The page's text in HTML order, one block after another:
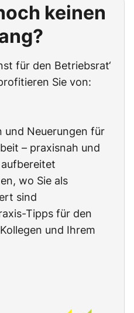
keinen
für den Betriebsrat‘
Sie von:
und Neuerungen für
– praxisnah und
wo Sie als
sind
Tipps für den
und Ihrem